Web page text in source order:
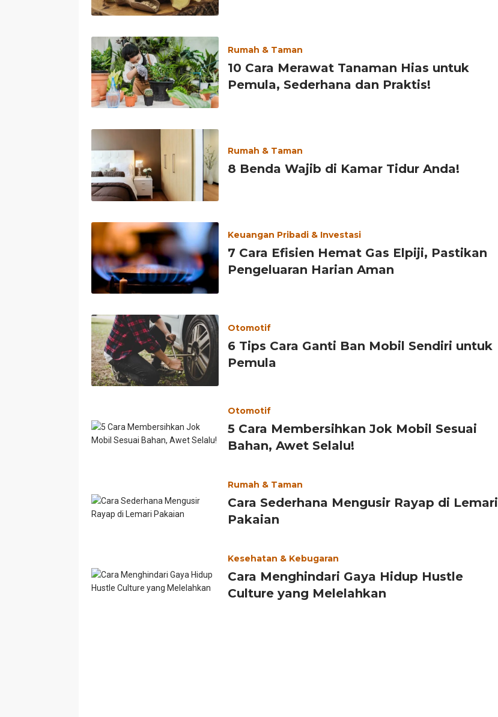
Rumah & Taman
10 Cara Merawat Tanaman Hias untuk
Pemula, Sederhana dan Praktis!
Rumah & Taman
8 Benda Wajib di Kamar Tidur Anda!
Keuangan Pribadi & Investasi
7 Cara Efisien Hemat Gas Elpiji, Pastikan
Pengeluaran Harian Aman
Otomotif
6 Tips Cara Ganti Ban Mobil Sendiri untuk
Pemula
Otomotif
5 Cara Membersihkan Jok Mobil Sesuai
Bahan, Awet Selalu!
Rumah & Taman
Cara Sederhana Mengusir Rayap di Lemari
Pakaian
Kesehatan & Kebugaran
Cara Menghindari Gaya Hidup Hustle
Culture yang Melelahkan